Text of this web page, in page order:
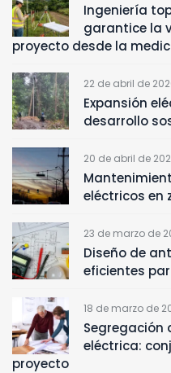
Ingeniería
garantice la
proyecto desde la
22 de abril de
Expansión
desarrollo
20 de abril de
eléctricos en
23 de marzo de
Diseño de
eficientes
18 de marzo de
Segregación
eléctrica:
proyecto